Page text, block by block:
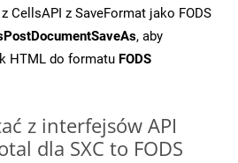
z CellsAPI z SaveFormat jako FODS
, aby
HTML do formatu FODS
z interfejsów API
dla SXC to FODS